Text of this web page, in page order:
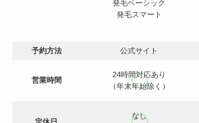
発毛ベーシック
発毛スマート
予約方法 公式サイト
営業時間
24時間対応あり
（年末年始除く）
なし